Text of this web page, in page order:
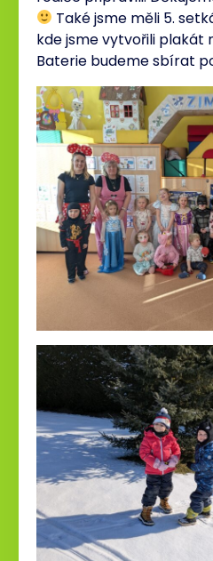
Také jsme měli 5.
kde jsme vytvořili plakát
Baterie budeme sbírat